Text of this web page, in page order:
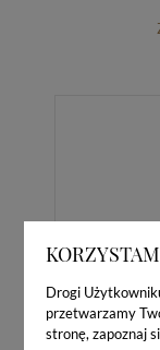
Drogi
przetwarzamy
stronę, zapoznaj